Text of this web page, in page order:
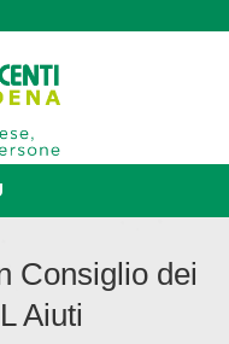
Consiglio dei
Aiuti